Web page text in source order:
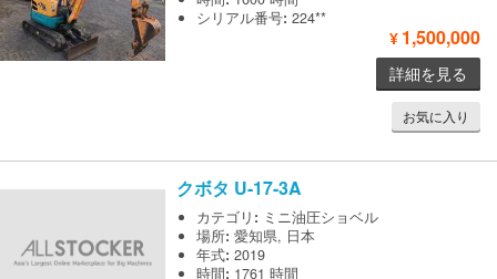
シリアル番号:224**
¥ 1,500,000
詳細を見る
お気に入り
クボタ U-17-3A
カテゴリ : ミニ油圧ショベル
場所:愛知県, 日本
年式:2019
時間: 1761 時間